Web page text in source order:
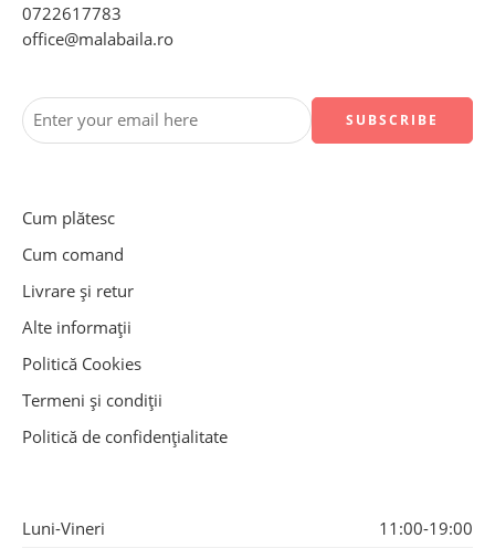
0722617783
office@malabaila.ro
Cum plătesc
Cum comand
Livrare și retur
Alte informații
Politică Cookies
Termeni și condiții
Politică de confidențialitate
Luni-Vineri
11:00-19:00